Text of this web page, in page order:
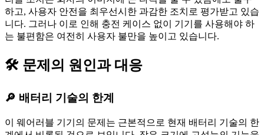
하고, 사용자 안전을 최우선시한 과감한 조치로 평가받고 있습
니다. 그러나 이로 인해 충전 케이스 없이 기기를 사용해야 하
는 불편함은 여전히 사용자 불만을 높이고 있습니다.
🛠️ 문제의 원인과 대응
🔎 배터리 기술의 한계
이 웨어러블 기기의 문제는 근본적으로 현재 배터리 기술의 한